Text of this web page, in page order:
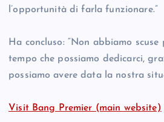
l’opportunità di farla funzionare.”
Ha concluso: “Non abbiamo
tempo che possiamo dedicarci,
possiamo avere data la nostra
Visit Bang Premier (main website)